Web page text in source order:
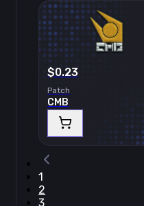
$0.23
Patch
CMB
1
2
3